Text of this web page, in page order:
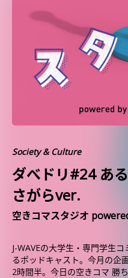
Society & Culture
ダべドリ#24 あ
さがらver.
空きコマスタジオ
J-WAVEの大学生・専門学生
るポッドキャスト。今月の企
2時間半。今日の空きコマ 勝